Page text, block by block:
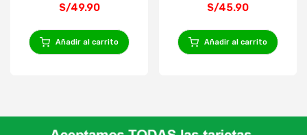
S/49.90
Añadir al carrito
S/45.90
Añadir al carrito